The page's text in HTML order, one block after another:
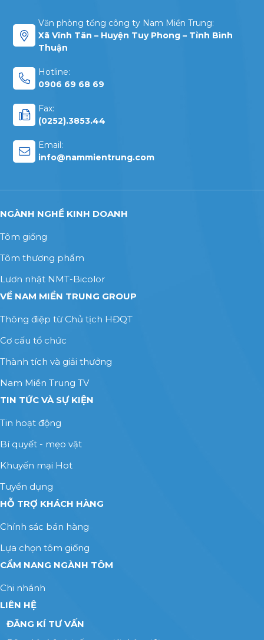
Văn phòng tổng công ty Nam Miền Trung:
Xã Vĩnh Tân – Huyện Tuy Phong – Tỉnh Bình
Thuận
Hotline:
0906 69 68 69
Fax:
(0252).3853.44
Email:
info@nammientrung.com
NGÀNH NGHỀ KINH DOANH
Tôm giống
Tôm thương phẩm
Lươn nhật NMT-Bicolor
VỀ NAM MIỀN TRUNG GROUP
Thông điệp từ Chủ tịch HĐQT
Cơ cấu tổ chức
Thành tích và giải thưởng
Nam Miền Trung TV
TIN TỨC VÀ SỰ KIỆN
Tin hoạt động
Bí quyết - mẹo vặt
Khuyến mại Hot
Tuyển dụng
HỖ TRỢ KHÁCH HÀNG
Chính sác bán hàng
Lựa chọn tôm giống
CẨM NANG NGÀNH TÔM
Chi nhánh
LIÊN HỆ
ĐĂNG KÍ TƯ VẤN